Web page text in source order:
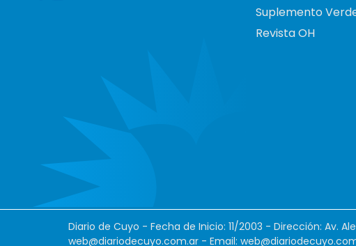
Suplemento
Revista OH
Diario de Cuyo - Fecha de Inicio: 11/2003 - Dirección: Av.
web@diariodecuyo.com.ar - Email: